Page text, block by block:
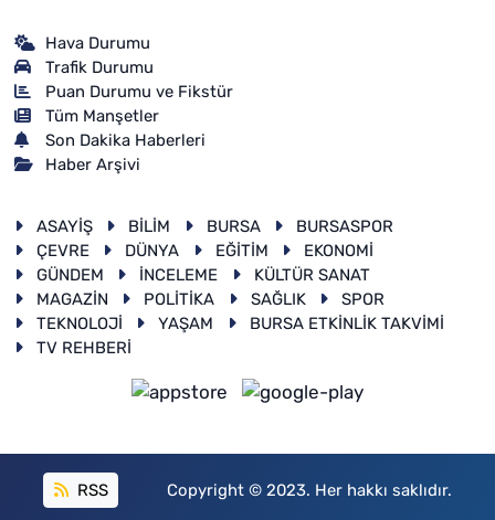
Hava Durumu
Trafik Durumu
Puan Durumu ve Fikstür
Tüm Manşetler
Son Dakika Haberleri
Haber Arşivi
ASAYİŞ BİLİM BURSA
BURSASPOR
ÇEVRE
DÜNYA EĞİTİM
EKONOMİ
GÜNDEM
İNCELEME
KÜLTÜR SANAT
MAGAZİN
POLİTİKA SAĞLIK
SPOR
TEKNOLOJİ
YAŞAM
BURSA ETKİNLİK TAKVİMİ
TV REHBERİ
RSS Copyright © 2023. Her hakkı saklıdır.